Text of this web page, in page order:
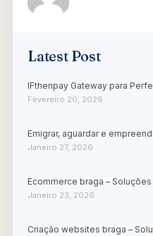
Latest Post
IFthenpay Gateway para
Fevereiro 20, 2026
Emigrar, aguardar e
Janeiro 27, 2026
Ecommerce braga –
Janeiro 23, 2026
Criação websites braga –